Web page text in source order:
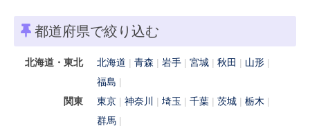
都道府県で絞り込む
北海道・東北 北海道 青森 岩手 宮城 秋田
山形
福島
関東
東京 神奈川 埼玉 千葉 茨城
栃木
群馬